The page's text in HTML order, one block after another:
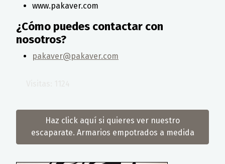
www.pakaver.com
¿Cómo puedes contactar con
nosotros?
pakaver@pakaver.com
Haz click aquí si quieres ver nuestro
escaparate. Armarios empotrados a medida